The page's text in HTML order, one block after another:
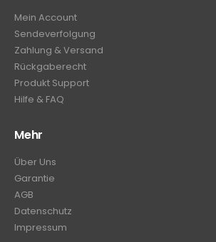
Mein Account
Sendeverfolgung
Zahlung & Versand
Rückgaberecht
Produkt Support
Hilfe & FAQ
Mehr
Über Uns
Garantie
AGB
Datenschutz
Impressum